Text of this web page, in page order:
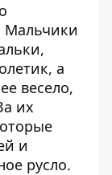
Мальчики
а
весело,
их
и
русло.